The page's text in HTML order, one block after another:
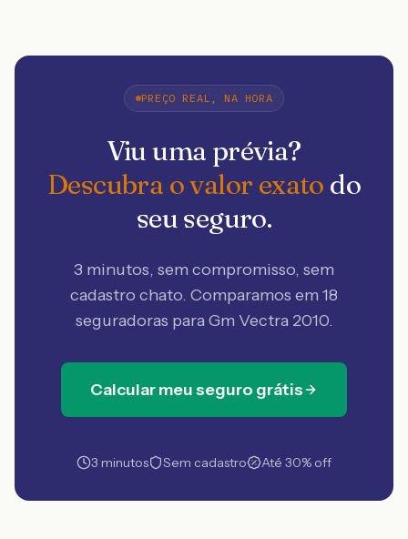
PREÇO REAL, NA HORA
Viu uma prévia?
Descubra o valor exato do
seu seguro.
3 minutos, sem compromisso, sem
cadastro chato. Comparamos em 18
seguradoras para Gm Vectra 2010.
Calcular meu seguro grátis
3 minutos Sem cadastro Até 30% off